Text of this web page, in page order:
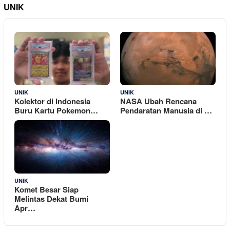
UNIK
UNIK
Kolektor di Indonesia
Buru Kartu Pokemon…
UNIK
NASA Ubah Rencana
Pendaratan Manusia di …
UNIK
Komet Besar Siap
Melintas Dekat Bumi
Apr…